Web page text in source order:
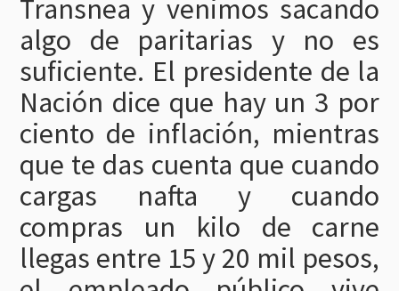
Transnea y venimos sacando
algo de paritarias y no es
suficiente. El presidente de la
Nación dice que hay un 3 por
ciento de inflación, mientras
que te das cuenta que cuando
cargas nafta y cuando
compras un kilo de carne
llegas entre 15 y 20 mil pesos,